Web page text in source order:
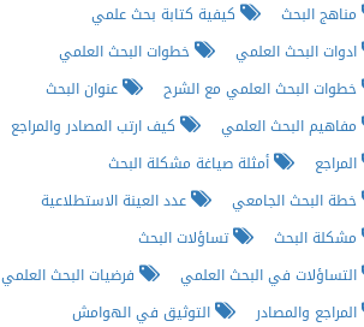
مناهج البحث
كيفية كتابة بحث علمي
ادوات البحث العلمي
خطوات البحث العلمي
خطوات البحث العلمي مع الشرح
عنوان البحث
مفاهيم البحث العلمي
كيف ارتب المصادر والمراجع
المراجع
أمثلة صياغة مشكلة البحث
خطة البحث الجامعي
عدد العينة الاستطلاعية
مشكلة البحث
تساؤلات البحث
التساؤلات في البحث العلمي
فرضيات البحث العلمي
المراجع والمصادر
التوثيق في الهوامش